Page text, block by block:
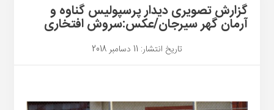
گزارش تصویری دیدار پرسپولیس گناوه و
آرمان گهر سیرجان/عکس:سروش افتخاری
تاریخ انتشار: 11 دسامبر 2018